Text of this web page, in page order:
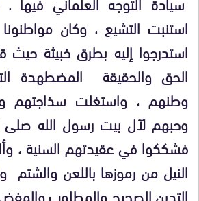
استنبت التشيع ، وكان
استدرجوا إليه بطرق خبيثة
الحق والحقيقة المضطهدة
وطنهم ، واستغلت سذاجتهم
وحبهم لآل بيت رسول الله صلى
فشككوا في عقيدتهم السنية ،
النيل من رموزها باللعن والشتم
التدين الصحيح والمطلوب